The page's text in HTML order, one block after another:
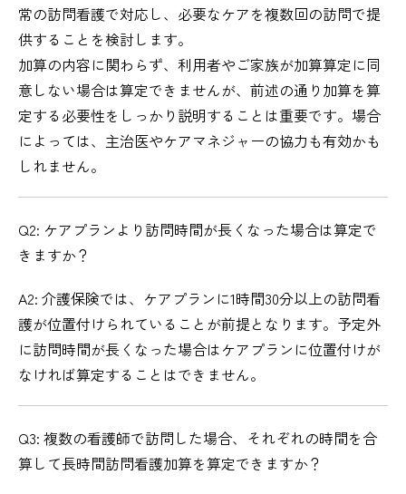
常の訪問看護で対応し、必要なケアを複数回の訪問で提
供することを検討します。
加算の内容に関わらず、利用者やご家族が加算算定に同
意しない場合は算定できませんが、前述の通り加算を算
定する必要性をしっかり説明することは重要です。場合
によっては、主治医やケアマネジャーの協力も有効かも
しれません。
Q2: ケアプランより訪問時間が長くなった場合は算定で
きますか？
A2: 介護保険では、ケアプランに1時間30分以上の訪問看
護が位置付けられていることが前提となります。予定外
に訪問時間が長くなった場合はケアプランに位置付けが
なければ算定することはできません。
Q3: 複数の看護師で訪問した場合、それぞれの時間を合
算して長時間訪問看護加算を算定できますか？